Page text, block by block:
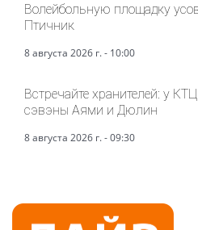
Волейбольную площадку
Птичник
8 августа 2026 г. - 10:00
Встречайте хранителей: у
сэвэны Аями и Дюлин
8 августа 2026 г. - 09:30